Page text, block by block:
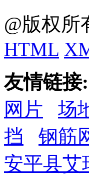
@版权所
HTML
友情链接:
网片
场
挡
钢筋
安平县艾